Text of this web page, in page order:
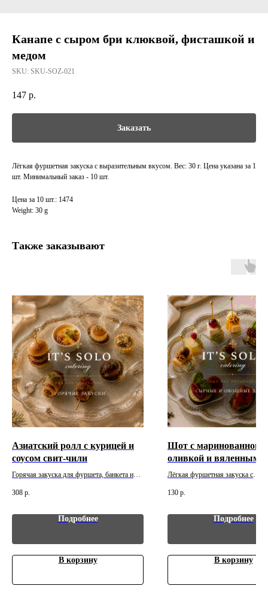
Канапе с сыром бри клюквой, фисташкой и
медом
SKU: SKU-SOZ-021
147 р.
Заказать
Лёгкая фуршетная закуска с выразительным вкусом. Вес: 30 г. Цена указана за 1
шт. Минимальный заказ - 10 шт.
Цена за 10 шт.: 1474
Weight: 30 g
Также заказывают
Азиатский ролл с курицей и
соусом свит-чили
Горячая закуска для фуршета, банкета или
указана за 1 шт. Минимальный заказ - 10
308 р.
Подробнее
В корзину
Шот с маринованной
оливкой и вяленным
Лёгкая фуршетная закуска с
указана за 1 шт. Минимальный
130 р.
Подробнее
В корзину
ЧТО МОЖЕТ ПРИГОДИТЬСЯ?
МЕНЮ
Индивидуальный просчет
© 2018-2026 АВТОРСКИЕ ПРАВА ЗАЩИЩЕНЫ